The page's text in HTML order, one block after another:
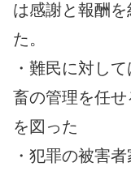
は感謝と報酬
た。
・難民に対し
畜の管理を任
を図った
・犯罪の被害